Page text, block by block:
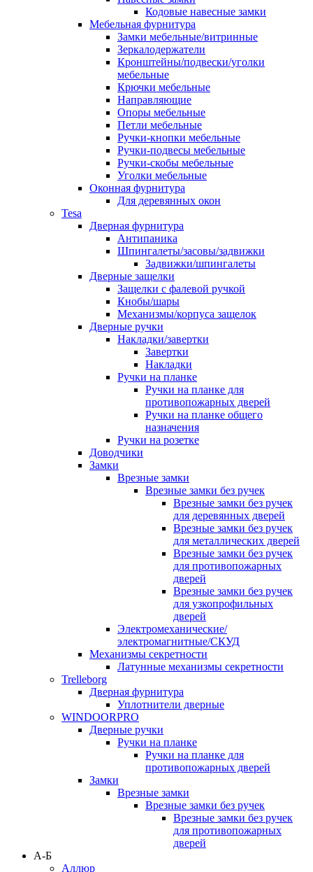
Кодовые навесные замки
Мебельная фурнитура
Замки мебельные/витринные
Зеркалодержатели
Кронштейны/подвески/уголки
мебельные
Крючки мебельные
Направляющие
Опоры мебельные
Петли мебельные
Ручки-кнопки мебельные
Ручки-подвесы мебельные
Ручки-скобы мебельные
Уголки мебельные
Оконная фурнитура
Для деревянных окон
Tesa
Дверная фурнитура
Антипаника
Шпингалеты/засовы/задвижки
Задвижки/шпингалеты
Дверные защелки
Защелки с фалевой ручкой
Кнобы/шары
Механизмы/корпуса защелок
Дверные ручки
Накладки/завертки
Завертки
Накладки
Ручки на планке
Ручки на планке для
противопожарных дверей
Ручки на планке общего
назначения
Ручки на розетке
Доводчики
Замки
Врезные замки
Врезные замки без ручек
Врезные замки без ручек
для деревянных дверей
Врезные замки без ручек
для металлических дверей
Врезные замки без ручек
для противопожарных
дверей
Врезные замки без ручек
для узкопрофильных
дверей
Электромеханические/
электромагнитные/СКУД
Механизмы секретности
Латунные механизмы секретности
Trelleborg
Дверная фурнитура
Уплотнители дверные
WINDOORPRO
Дверные ручки
Ручки на планке
Ручки на планке для
противопожарных дверей
Замки
Врезные замки
Врезные замки без ручек
Врезные замки без ручек
для противопожарных
дверей
А-Б
Аллюр